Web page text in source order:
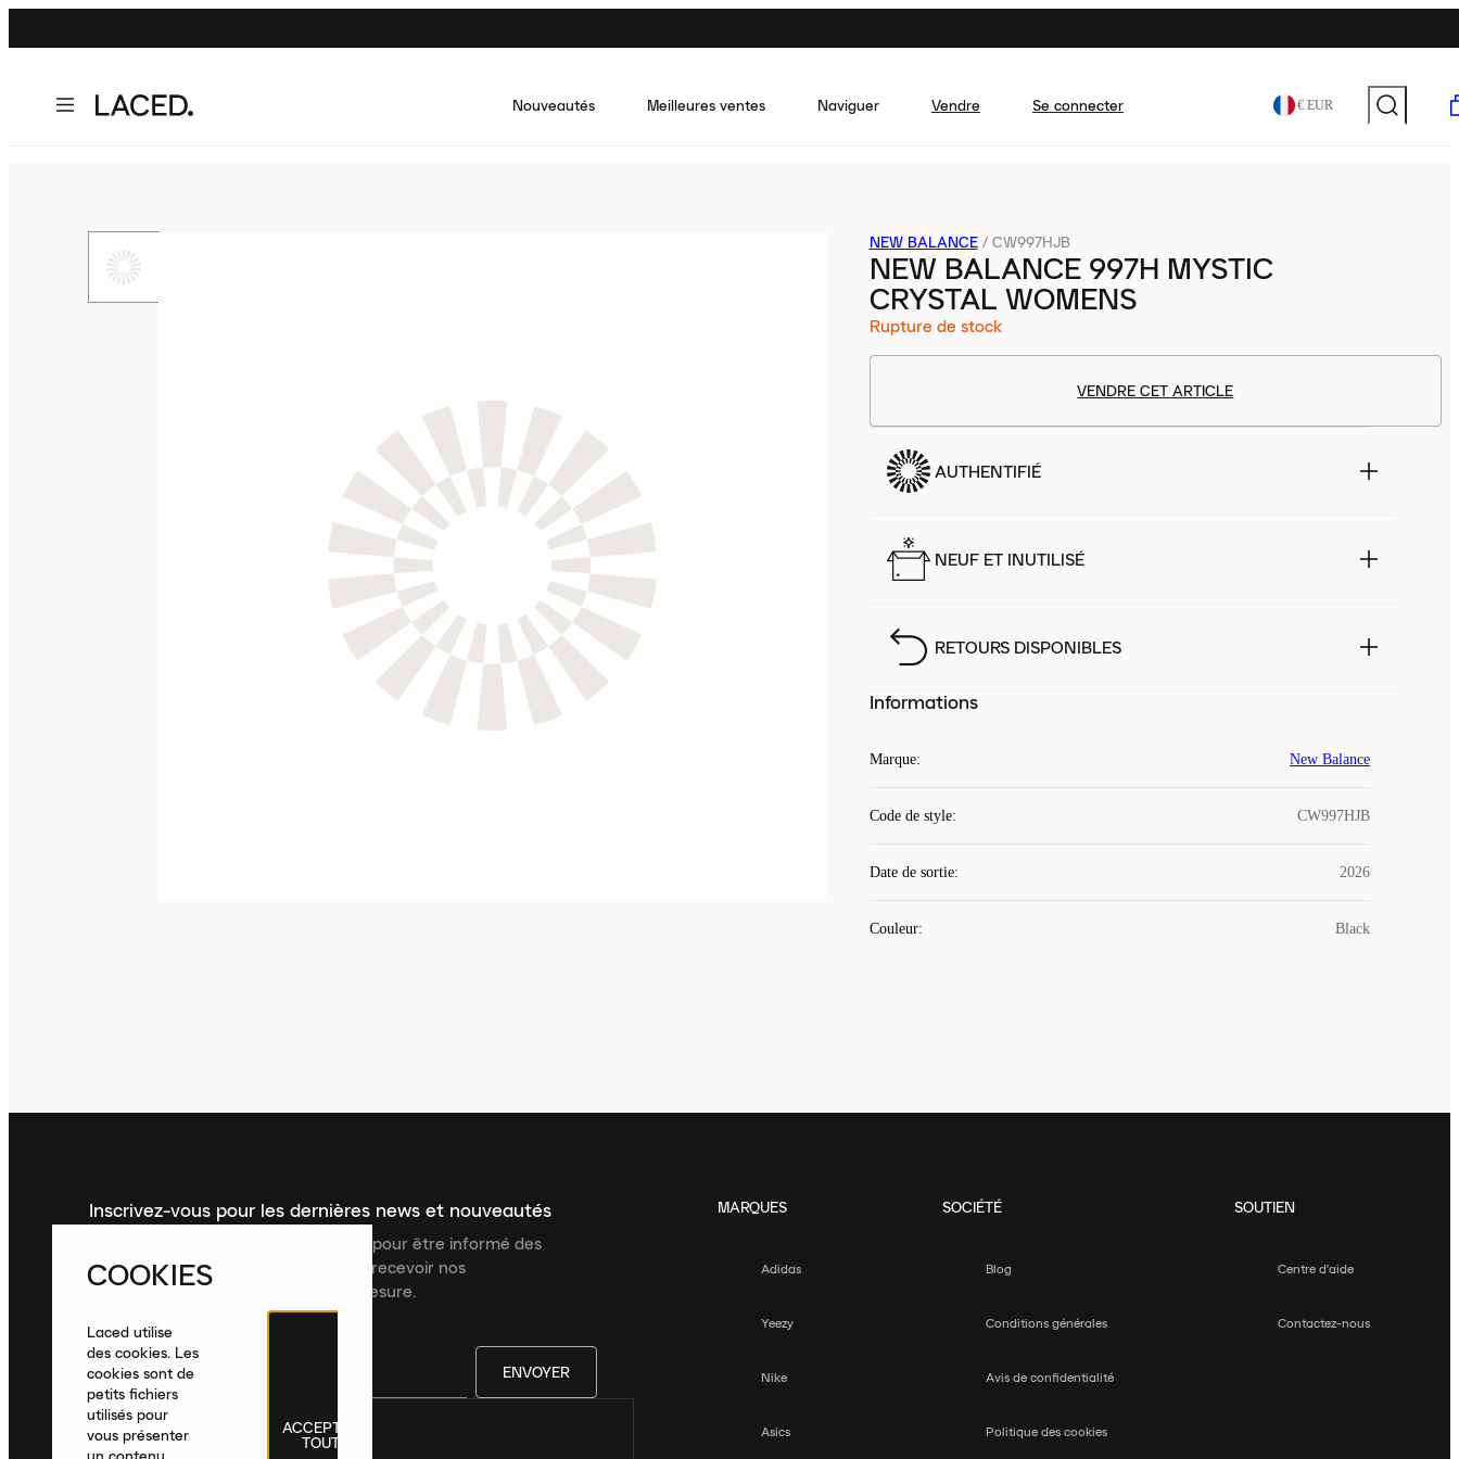
Nouveautés Meilleures ventes Naviguer Vendre Se connecter € EUR
NEW BALANCE / CW997HJB
NEW BALANCE 997H MYSTIC
CRYSTAL WOMENS
Rupture de stock
VENDRE CET ARTICLE
AUTHENTIFIÉ
NEUF ET INUTILISÉ
RETOURS DISPONIBLES
Informations
Marque: New Balance
Code de style: CW997HJB
Date de sortie: 2026
Couleur: Black
Inscrivez-vous pour les dernières news et nouveautés
Inscrivez-vous à la newsletter Laced pour être informé des
dernières nouveautés, collections et recevoir nos
recommandations de produits sur mesure.
ENVOYER
France|Français
MARQUES
Adidas
Yeezy
Nike
Asics
SOCIÉTÉ
Blog
Conditions générales
Avis de confidentialité
Politique des cookies
SOUTIEN
Centre d'aide
Contactez-nous
COOKIES
Laced utilise
des cookies. Les
cookies sont de
petits fichiers
utilisés pour
vous présenter
ACCEPTER
TOUT